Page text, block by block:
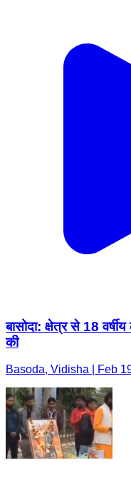
बासोदा: क्षेत्र से 18
की
Basoda, Vidisha | Feb